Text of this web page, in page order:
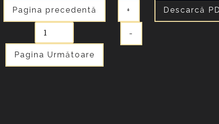
Pagina precedentă
Pagina Următoare
+
-
Descarcă